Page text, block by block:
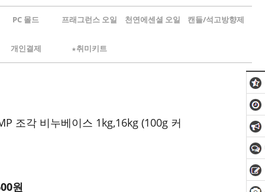
PC 몰드 프래그런스 오일 천연에센셜 오일 캔들/석고방향제
개인결제 ★취미키트
조각 비누베이스 1kg,16kg (100g 커
원